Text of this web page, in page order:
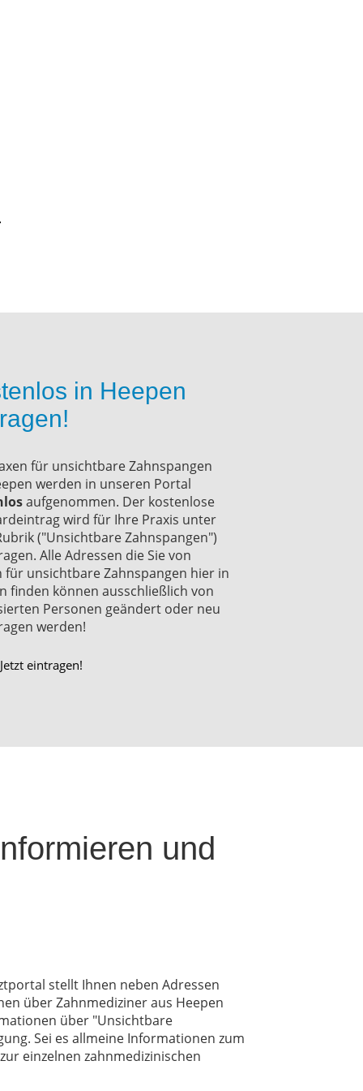
in Heepen
für unsichtbare Zahnspangen
werden in unseren Portal
aufgenommen. Der kostenlose
wird für Ihre Praxis unter
("Unsichtbare Zahnspangen")
Alle Adressen die Sie von
für unsichtbare Zahnspangen hier in
finden können ausschließlich von
Personen geändert oder neu
werden!
Jetzt eintragen!
und
stellt Ihnen neben Adressen
über Zahnmediziner aus Heepen
über "Unsichtbare
Sei es allmeine Informationen zum
einzelnen zahnmedizinischen